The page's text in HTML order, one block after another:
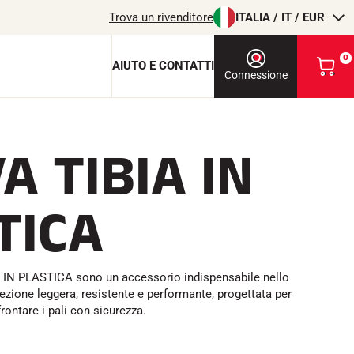
Trova un rivenditore ITALIA / IT / EUR
EQUITAZIONE
AIUTO E CONTATTI
Connessione
0
V
s
TIBIA IN
IN PLASTICA sono un accessorio indispensabile nello
leggera, resistente e performante, progettata per
i pali con sicurezza.